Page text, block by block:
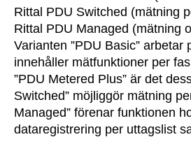
Rittal PDU Switched (mätning
Rittal PDU Managed (mätning
Varianten ”PDU Basic”
innehåller mätfunktioner per
”PDU Metered Plus” är det
Switched” möjliggör mätning
Managed” förenar funktionen
dataregistrering per uttagslist